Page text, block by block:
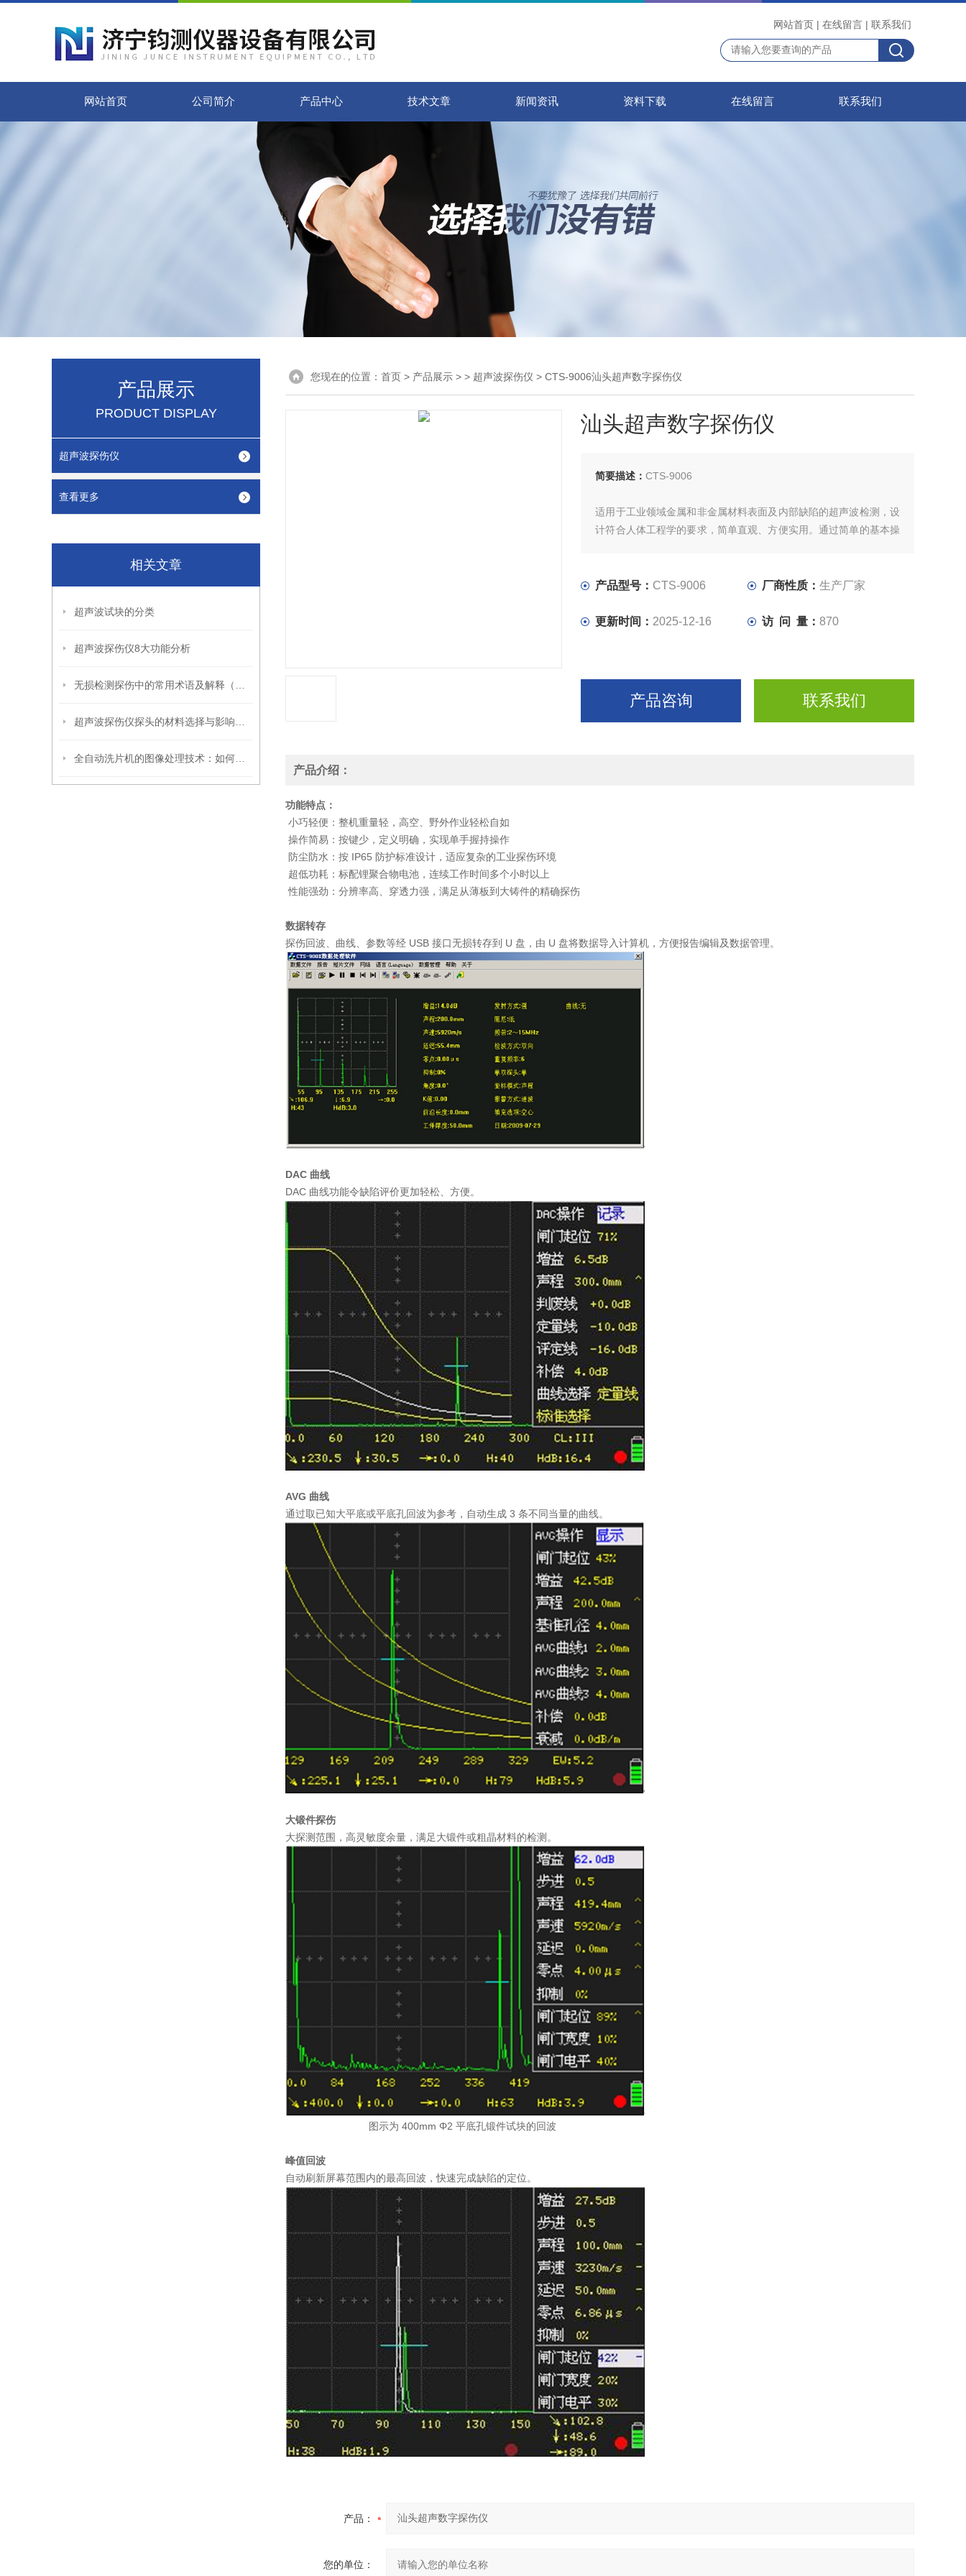
网站首页 | 在线留言 | 联系我们
网站首页 公司简介 产品中心 技术文章 新闻资讯 资料下载 在线留言 联系我们
产品展示
PRODUCT DISPLAY
超声波探伤仪
查看更多
相关文章
超声波试块的分类
超声波探伤仪8大功能分析
您现在的位置： 首页 > 产品展示 > > 超声波探伤仪 > CTS-9006汕头超声数字探伤仪
汕头超声数字探伤仪
简要描述：CTS-9006
适用于工业领域金属和非金属材料表面及内部缺陷的超声波检测，设
计符合人体工程学的要求，简单直观、方便实用。通过简单的基本操
产品型号： CTS-9006 厂商性质：生产厂家
更新时间： 2025-12-16 访 问 量：870
产品咨询 联系我们
产品介绍：
功能特点：
小巧轻便：整机重量轻，高空、野外作业轻松自如
操作简易：按键少，定义明确，实现单手握持操作
防尘防水：按 IP65 防护标准设计，适应复杂的工业探伤环境
超低功耗：标配锂聚合物电池，连续工作时间多个小时以上
性能强劲：分辨率高、穿透力强，满足从薄板到大铸件的精确探伤
数据转存
探伤回波、曲线、参数等经 USB 接口无损转存到 U 盘，由 U 盘将数据导入计算机，方便报告编辑及数据管理。
DAC 曲线
DAC 曲线功能令缺陷评价更加轻松、方便。
AVG 曲线
通过取已知大平底或平底孔回波为参考，自动生成 3 条不同当量的曲线。
大锻件探伤
大探测范围，高灵敏度余量，满足大锻件或粗晶材料的检测。
图示为 400mm Φ2 平底孔锻件试块的回波
峰值回波
自动刷新屏幕范围内的最高回波，快速完成缺陷的定位。
产品：
您的单位：